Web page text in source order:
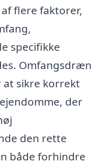
flere faktorer,
specifikke
Omfangsdræn
sikre korrekt
der
den rette
både forhindre